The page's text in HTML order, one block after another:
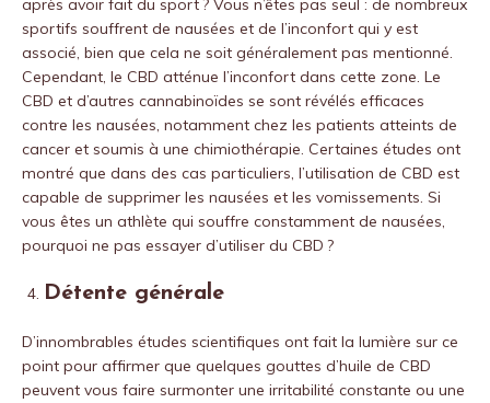
après avoir fait du sport ? Vous n’êtes pas seul : de nombreux
sportifs souffrent de nausées et de l’inconfort qui y est
associé, bien que cela ne soit généralement pas mentionné.
Cependant, le CBD atténue l’inconfort dans cette zone. Le
CBD et d’autres cannabinoïdes se sont révélés efficaces
contre les nausées, notamment chez les patients atteints de
cancer et soumis à une chimiothérapie. Certaines études ont
montré que dans des cas particuliers, l’utilisation de CBD est
capable de supprimer les nausées et les vomissements. Si
vous êtes un athlète qui souffre constamment de nausées,
pourquoi ne pas essayer d’utiliser du CBD ?
Détente générale
D’innombrables études scientifiques ont fait la lumière sur ce
point pour affirmer que quelques gouttes d’huile de CBD
peuvent vous faire surmonter une irritabilité constante ou une